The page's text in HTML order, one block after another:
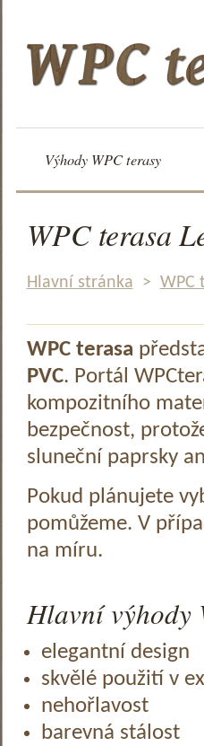
Výhody WPC terasy
WPC terasa
Hlavní stránka > WPC
WPC terasa
PVC. Portál
kompozitního
bezpečnost,
sluneční paprsky
Pokud plánujete
pomůžeme. V
na míru.
Hlavní výhody
elegantní design
skvělé použití v
nehořlavost
barevná stálost